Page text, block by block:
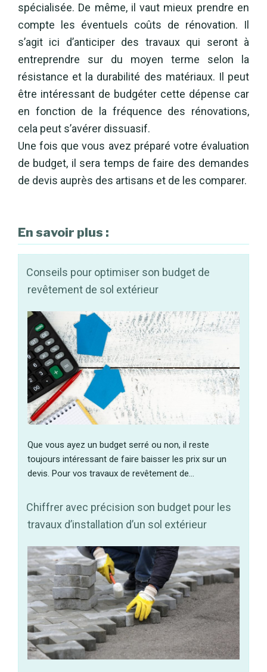
spécialisée. De même, il vaut mieux prendre en
compte les éventuels coûts de rénovation. Il
s’agit ici d’anticiper des travaux qui seront à
entreprendre sur du moyen terme selon la
résistance et la durabilité des matériaux. Il peut
être intéressant de budgéter cette dépense car
en fonction de la fréquence des rénovations,
cela peut s’avérer dissuasif.
Une fois que vous avez préparé votre évaluation
de budget, il sera temps de faire des demandes
de devis auprès des artisans et de les comparer.
En savoir plus :
Conseils pour optimiser son budget de
revêtement de sol extérieur
Que vous ayez un budget serré ou non, il reste
toujours intéressant de faire baisser les prix sur un
devis. Pour vos travaux de revêtement de…
Chiffrer avec précision son budget pour les
travaux d’installation d’un sol extérieur